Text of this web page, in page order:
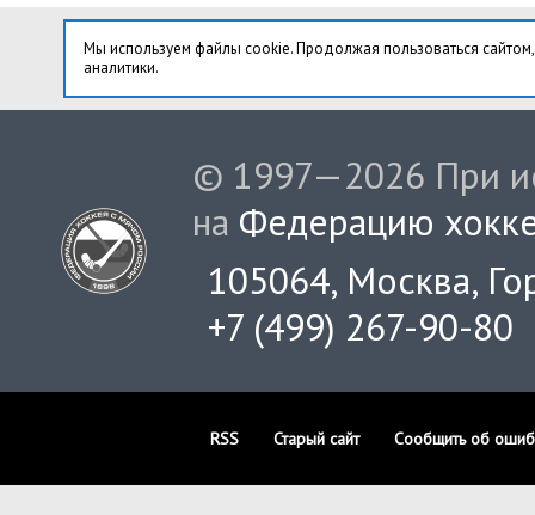
Мы используем файлы cookie. Продолжая пользоваться
аналитики.
© 1997—2026 При
на Федерацию
105064, Москва,
+7 (499) 267-90-80
RSS Старый сайт Сообщить об